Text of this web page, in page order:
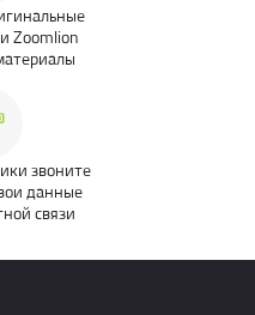
Zoomlion
звоните
данные
связи